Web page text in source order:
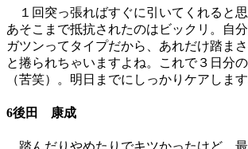
１回突っ張ればすぐに引いてくれると
あそこまで抵抗されたのはビックリ。自
ガツンってタイプだから、あれだけ踏ま
と捲られちゃいますよね。これで３日分
（苦笑）。明日までにしっかりケアします
6後田 康成